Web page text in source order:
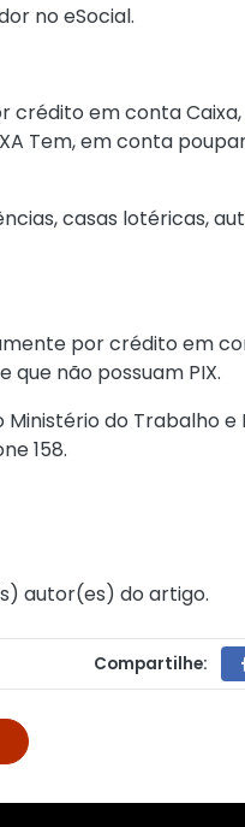
no eSocial.
crédito em conta
Tem, em conta
casas lotéricas,
por crédito em
não possuam PIX.
do Trabalho e
158.
autor(es) do artigo.
Compartilhe: